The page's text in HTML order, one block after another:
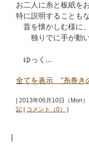
お二人に糸と板紙を
特に説明することも
昔を懐かしむ様に、
独りでに手が動い
ゆっく...
全てを表示 "糸巻き
| 2013年06月10日（Mon
記
コメント（0）